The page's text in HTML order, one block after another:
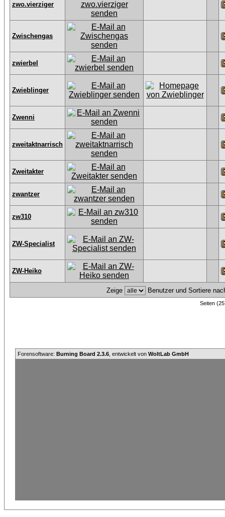
zwo.vierziger
Zwischengas
zwierbel
Zwieblinger
Zwenni
zweitaktnarrisch
Zweitakter
zwantzer
zw310
ZW-Specialist
ZW-Heiko
Zeige Benutzer und Sortiere
Seiten
Forensoftware: Burning Board 2.3.6 , entwickelt von WoltLab GmbH